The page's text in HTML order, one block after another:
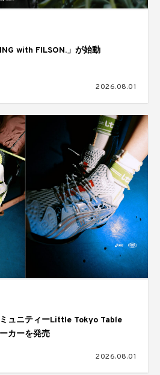
with FILSON.」が始動
2026.08.01
ュニティーLittle Tokyo Table
カーを発売
2026.08.01